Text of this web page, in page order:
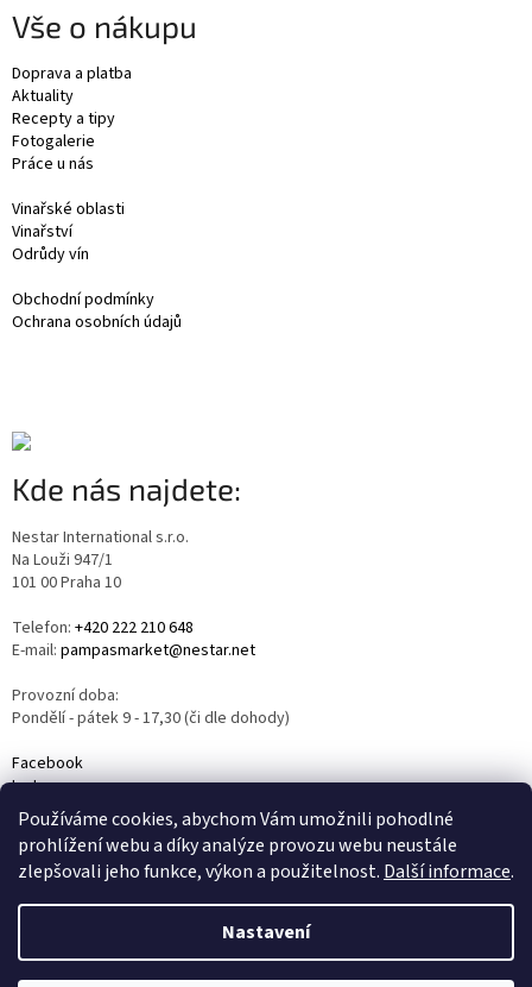
Používáme cookies, abychom Vám umožnili pohodlné
prohlížení webu a díky analýze provozu webu neustále
zlepšovali jeho funkce, výkon a použitelnost. Další informace.
Nastavení
Vše o nákupu
Doprava a platba
Aktuality
Recepty a tipy
Fotogalerie
Práce u nás
Vinařské oblasti
Vinařství
Odrůdy vín
Obchodní podmínky
Ochrana osobních údajů
Kde nás najdete:
Nestar International s.r.o.
Na Louži 947/1
101 00 Praha 10
Telefon: +420 222 210 648
E-mail: pampasmarket@nestar.net
Provozní doba:
Pondělí - pátek 9 - 17,30 (či dle dohody)
Facebook
Instagram
YouTube
Vytvořil Shoptet